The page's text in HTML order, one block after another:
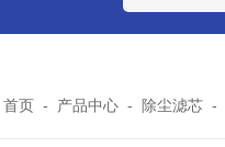
首页 - 产品中心 - 除尘滤芯 -